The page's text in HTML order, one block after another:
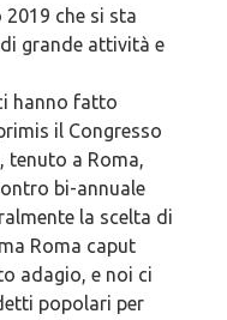
che si sta
grande attività e
hanno fatto
il Congresso
tenuto a Roma,
bi-annuale
la scelta di
Roma caput
adagio, e noi ci
popolari per